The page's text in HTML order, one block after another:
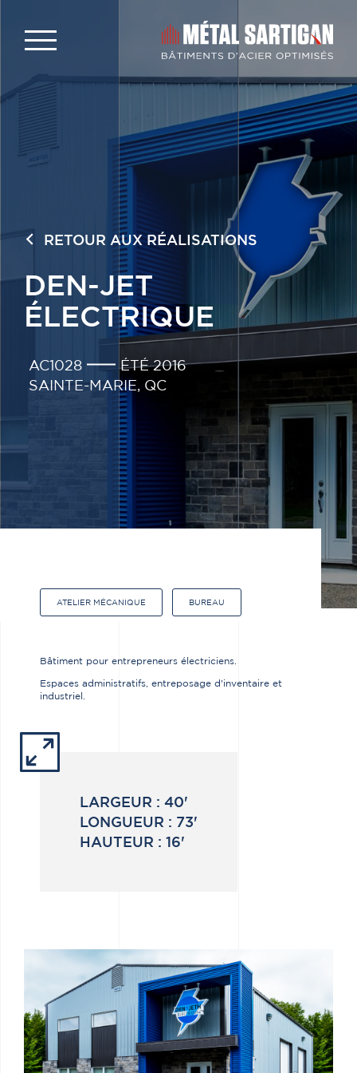
RETOUR AUX RÉALISATIONS
DEN-JET
ÉLECTRIQUE
AC1028
ÉTÉ 2016
SAINTE-MARIE, QC
ATELIER MÉCANIQUE BUREAU
Bâtiment pour entrepreneurs électriciens.
Espaces administratifs, entreposage d'inventaire et
industriel.
LARGEUR : 40'
LONGUEUR : 73'
HAUTEUR : 16'